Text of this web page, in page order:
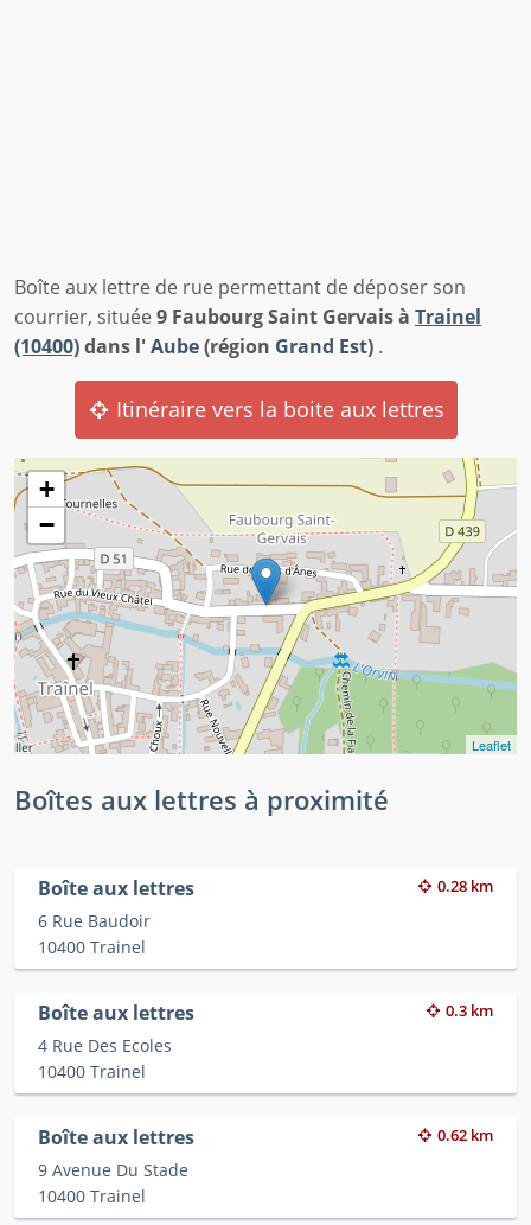
Boîte aux lettre de rue permettant de déposer son
courrier, située9 Faubourg Saint Gervais à Trainel
(10400)dans l'Aube(région Grand Est) .
Itinéraire vers la boite aux lettres
+
−
Leaflet
Boîtes aux lettres à proximité
Boîte aux lettres 0.28 km
6 Rue Baudoir
10400 Trainel
Boîte aux lettres 0.3 km
4 Rue Des Ecoles
10400 Trainel
Boîte aux lettres 0.62 km
9 Avenue Du Stade
10400 Trainel